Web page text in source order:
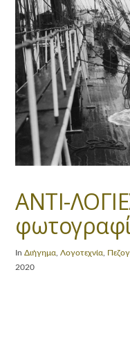
ΑΝΤΙ-
InΔιήγημα ,Λογοτεχνία
2020